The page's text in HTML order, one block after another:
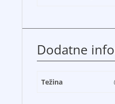
Dodatne
Težina